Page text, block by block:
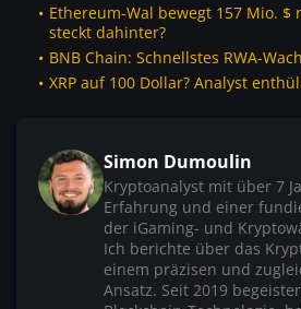
Ethereum-Wal bewegt 157 Mio. $
steckt dahinter?
BNB Chain: Schnellstes RWA-
XRP auf 100 Dollar? Analyst
Simon Dumoulin
Kryptoanalyst mit über 7
Erfahrung und einer
der iGaming- und
Ich berichte über das
einem präzisen und
Ansatz. Seit 2019